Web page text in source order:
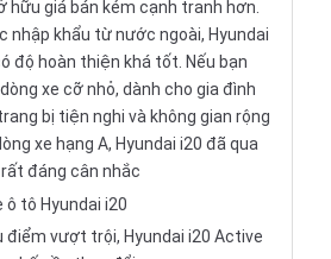
giá bán kém cạnh tranh hơn.
nhập khẩu từ nước ngoài, Hyundai
độ hoàn thiện khá tốt. Nếu bạn
xe cỡ nhỏ, dành cho gia đình
bị tiện nghi và không gian rộng
xe hạng A, Hyundai i20 đã qua
đáng cân nhắc
ô tô Hyundai i20
điểm vượt trội, Hyundai i20 Active